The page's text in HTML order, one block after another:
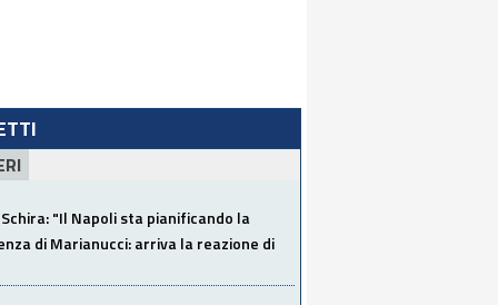
Schira: "Il Napoli sta pianificando la
di Marianucci: arriva la reazione di